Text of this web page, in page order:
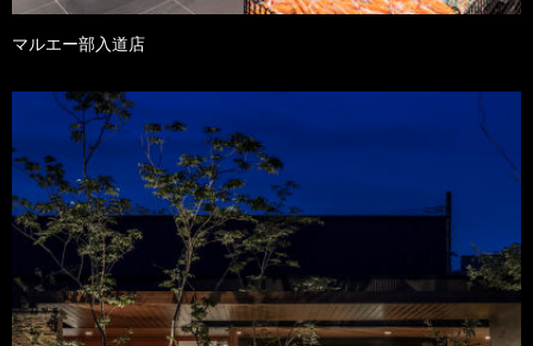
マルエー部入道店